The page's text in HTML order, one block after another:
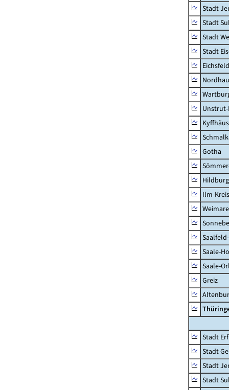
Stadt
Stadt
Stadt
Stadt
Eichsfeld
Gotha
Ilm-Kreis
Saale-
Saale-
Greiz
Stadt
Stadt
Stadt
Stadt